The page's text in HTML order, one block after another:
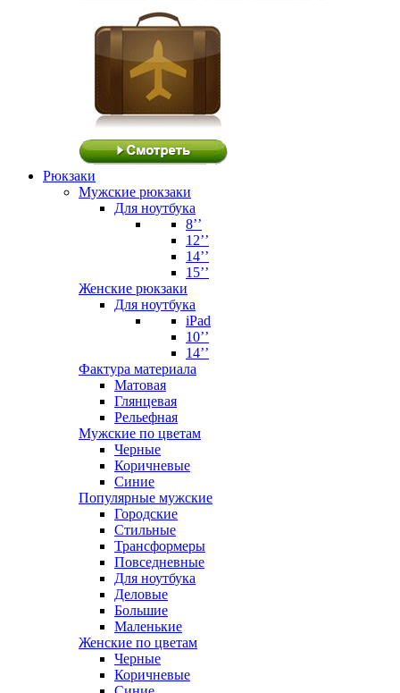
Рюкзаки
Мужские рюкзаки
Для ноутбука
8’’
12’’
14’’
15’’
Женские рюкзаки
Для ноутбука
iPad
10’’
14’’
Фактура материала
Матовая
Глянцевая
Рельефная
Мужские по цветам
Черные
Коричневые
Синие
Популярные мужские
Городские
Стильные
Трансформеры
Повседневные
Для ноутбука
Деловые
Большие
Маленькие
Женские по цветам
Черные
Коричневые